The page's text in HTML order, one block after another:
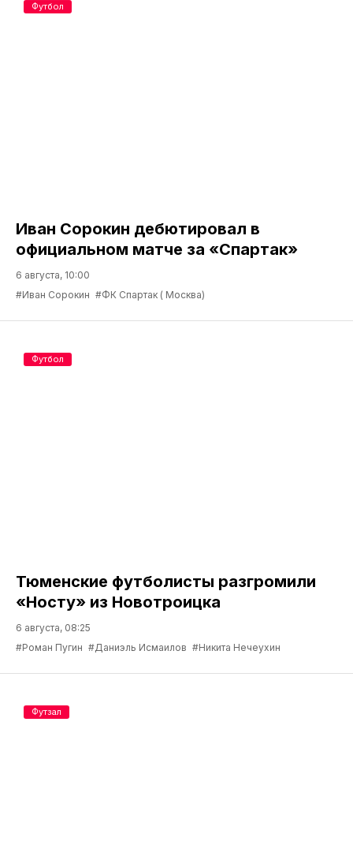
Иван Сорокин дебютировал в
официальном матче за «Спартак»
6 августа, 10:00
#Иван Сорокин #ФК Спартак ( Москва)
Футбол
Тюменские футболисты разгромили
«Носту» из Новотроицка
6 августа, 08:25
#Роман Пугин #Даниэль Исмаилов #Никита Нечеухин
Футбол
Футзал